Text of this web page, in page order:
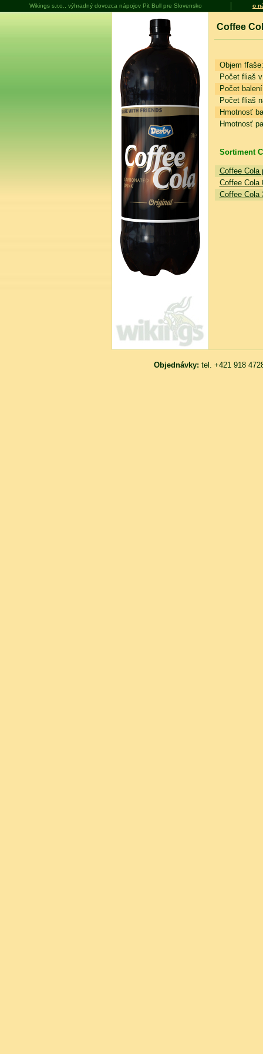
Wikings s.r.o., výhradný dovozca nápojov Pit Bull pre Slovensko o
Coffee
Objem fľaše:
Počet fliaš
Počet
Počet fliaš
Hmotnosť
Hmotnosť
Sortiment
Coffee Cola
Coffee Cola
Coffee Cola
Objednávky: tel. +421 918